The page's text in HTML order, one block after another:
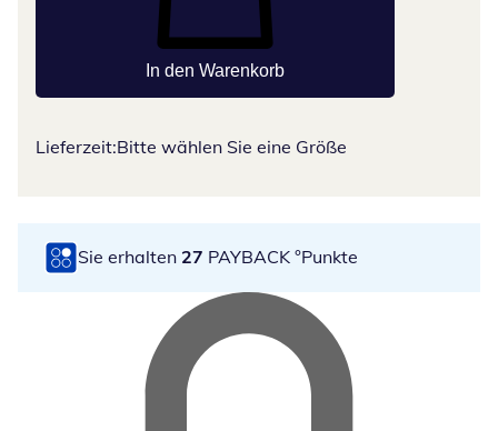
In den Warenkorb
Lieferzeit:Bitte wählen Sie eine Größe
Sie erhalten 27 PAYBACK °Punkte